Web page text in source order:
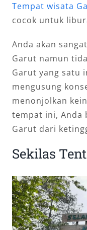
Tempat wisata
cocok untuk
Anda akan
Garut namun
Garut yang satu
mengusung
menonjolkan
tempat ini, Anda
Garut dari
Sekilas